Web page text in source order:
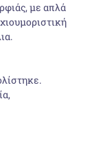
με απλά